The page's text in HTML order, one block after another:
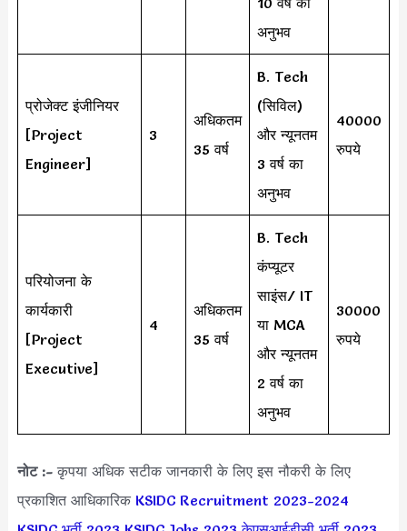
अनुभव
प्रोजेक्ट इंजीनियर
[Project
Engineer]
3
अधिकतम
35 वर्ष
B. Tech
(सिविल)
और न्यूनतम
3 वर्ष का
अनुभव
40000
रुपये
परियोजना के
कार्यकारी
[Project
Executive]
4
अधिकतम
35 वर्ष
B. Tech
कंप्यूटर
साइंस/ IT
या MCA
और न्यूनतम
2 वर्ष का
अनुभव
30000
रुपये
नोट :-कृपया अधिक सटीक जानकारी के लिए इस नौकरी के लिए
प्रकाशित आधिकारिक KSIDC Recruitment 2023-2024